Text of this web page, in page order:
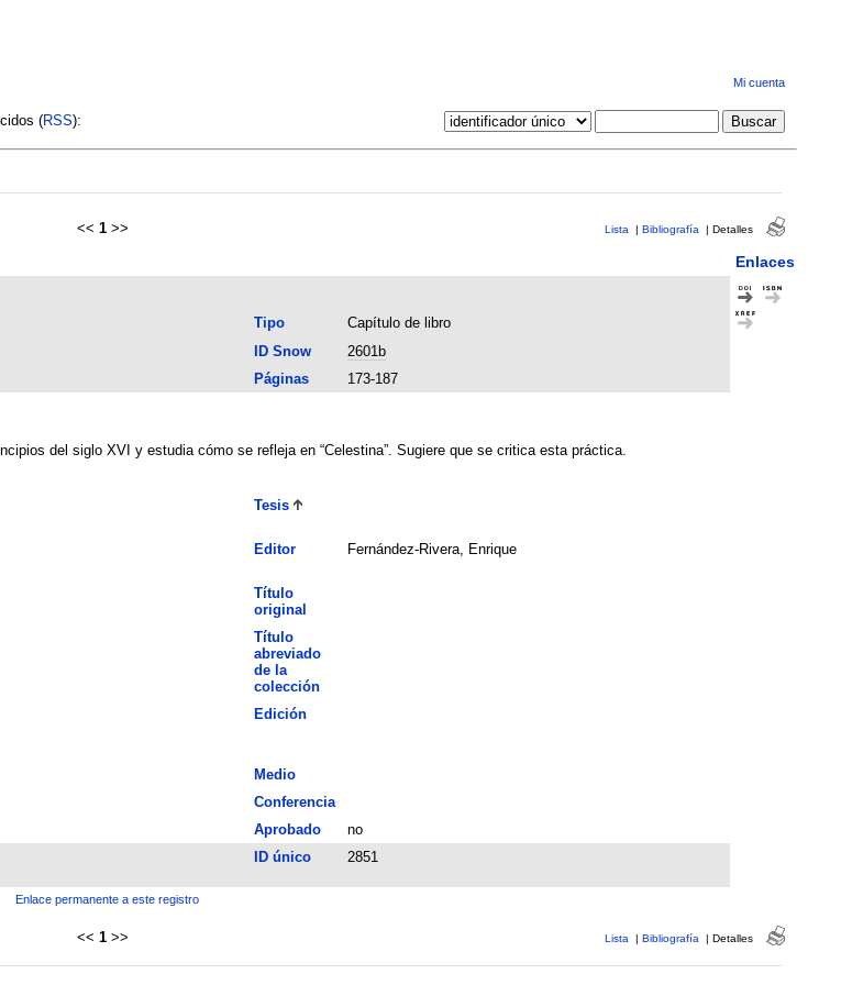
Mi cuenta
(RSS):
<< 1 >> Lista | Bibliografía | Detalles
Enlaces
Tipo
Capítulo de libro
ID Snow
2601b
Páginas
173-187
del siglo XVI y estudia cómo se refleja en “Celestina”. Sugiere que se critica esta práctica.
Tesis
Editor Fernández-Rivera, Enrique
Título
original
Título
abreviado
de la
colección
Edición
Medio
Conferencia
Aprobado
no
ID único 2851
Enlace permanente a este registro
<< 1 >> Lista | Bibliografía | Detalles